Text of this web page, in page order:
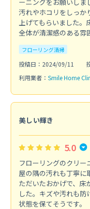
汚れやホコリをしっか
上げてもらいました
全体が清潔感のある雰
フローリング清掃
投稿日：2024/09/11
利用業者： Smile Home
美しい輝き
5.0
フローリングのクリ
屋の隅の汚れも丁寧に
ただいたおかげで、床
した。キズや汚れも
状態を保てそうです。